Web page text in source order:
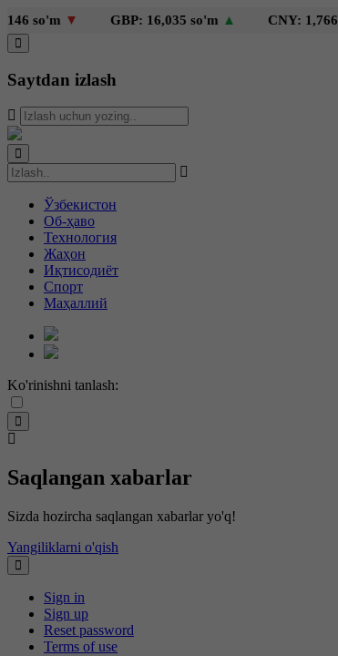
▼ GBP: 16,035 so'm▲ CNY: 1,766 so'm▲
Saytdan izlash
Ўзбекистон
Об-ҳаво
Технология
Жаҳон
Иқтисодиёт
Спорт
Маҳаллий
Ko'rinishni tanlash:
Saqlangan xabarlar
Sizda hozircha saqlangan xabarlar yo'q!
Yangiliklarni o'qish
Sign in
Sign up
Reset password
Terms of use